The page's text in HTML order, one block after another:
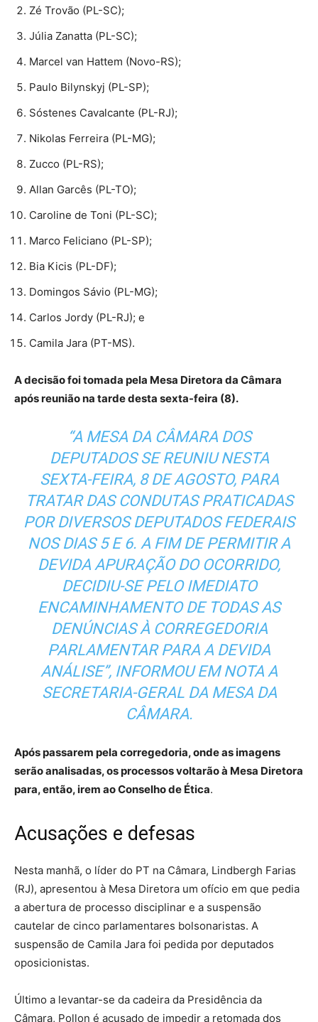
Zé Trovão (PL-SC);
Júlia Zanatta (PL-SC);
Marcel van Hattem (Novo-RS);
Paulo Bilynskyj (PL-SP);
Sóstenes Cavalcante (PL-RJ);
Nikolas Ferreira (PL-MG);
Zucco (PL-RS);
Allan Garcês (PL-TO);
Caroline de Toni (PL-SC);
Marco Feliciano (PL-SP);
Bia Kicis (PL-DF);
Domingos Sávio (PL-MG);
Carlos Jordy (PL-RJ); e
Camila Jara (PT-MS).
A decisão foi tomada pela Mesa Diretora da Câmara
após reunião na tarde desta sexta-feira (8).
“A MESA DA CÂMARA DOS
DEPUTADOS SE REUNIU NESTA
SEXTA-FEIRA, 8 DE AGOSTO, PARA
TRATAR DAS CONDUTAS PRATICADAS
POR DIVERSOS DEPUTADOS FEDERAIS
NOS DIAS 5 E 6. A FIM DE PERMITIR A
DEVIDA APURAÇÃO DO OCORRIDO,
DECIDIU-SE PELO IMEDIATO
ENCAMINHAMENTO DE TODAS AS
DENÚNCIAS À CORREGEDORIA
PARLAMENTAR PARA A DEVIDA
ANÁLISE”, INFORMOU EM NOTA A
SECRETARIA-GERAL DA MESA DA
CÂMARA.
Após passarem pela corregedoria, onde as imagens
serão analisadas, os processos voltarão à Mesa Diretora
para, então, irem ao Conselho de Ética.
Acusações e defesas
Nesta manhã, o líder do PT na Câmara, Lindbergh Farias
(RJ), apresentou à Mesa Diretora um ofício em que pedia
a abertura de processo disciplinar e a suspensão
cautelar de cinco parlamentares bolsonaristas. A
suspensão de Camila Jara foi pedida por deputados
oposicionistas.
Último a levantar-se da cadeira da Presidência da
Câmara, Pollon é acusado de impedir a retomada dos